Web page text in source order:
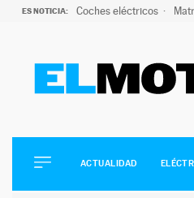
ES NOTICIA: Coches eléctricos
ELÉCTRICOS
CONDUCIR
ACTUALIDAD